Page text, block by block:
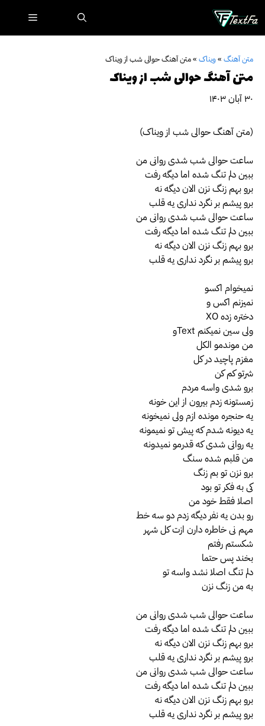
محتوا
فهرست
متن آهنگ »ویناک »متن آهنگ حوالی شب از ویناک
متن آهنگ حوالی شب از ویناک
۳۰ آبان ۱۴۰۳
(متن آهنگ حوالی شب از ویناک)
ساعت حوالی شب شدی روانی من
ببین دلم تنگ شده اما دیگه رفت
برو بهم زنگ نزن الان دیگه نه
برو پیشم بر نگرد نداری یه قلب
ساعت حوالی شب شدی روانی من
ببین دلم تنگ شده اما دیگه رفت
برو بهم زنگ نزن الان دیگه نه
برو پیشم بر نگرد نداری یه قلب
نمیخوام اکسو
نمیزنم اکس و
دختره زده XO
ولی سین نمیکنم Textو
من موندمو الکل
مغزم پاچید در کل
شرتو کم کن
برو شدی واسه مردم
زمستونه زدم بیرون از این خونه
یه حنجره مونده ازم ولی نمیخونه
یه دیونه شدم که پیش تو نمیمونه
یه روانی شدی که قدرمو نمیدونه
من قلبم شده سنگ
برو نزن تو بم زنگ
کی به فکر تو بود
اصلا فقط خود من
رو بدن یه نفر دیگه زدم دو سه خط
مهم نی خاطره دارن ازت کل شهر
شکستم رفتم
بخند پس حتما
دلم تنگ اصلا نشد واسه تو
به من زنگ نزن
ساعت حوالی شب شدی روانی من
ببین دلم تنگ شده اما دیگه رفت
برو بهم زنگ نزن الان دیگه نه
برو پیشم بر نگرد نداری یه قلب
ساعت حوالی شب شدی روانی من
ببین دلم تنگ شده اما دیگه رفت
برو بهم زنگ نزن الان دیگه نه
برو پیشم بر نگرد نداری یه قلب